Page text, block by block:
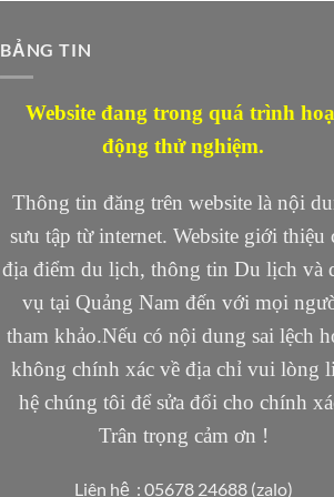
BẢNG TIN
Website đang trong quá trình
động thử nghiệm.
Thông tin đăng trên website là nội
sưu tập từ internet. Website giới thiệu
địa điểm du lịch, thông tin Du lịch và
vụ tại Quảng Nam đến với mọi
tham khảo.Nếu có nội dung sai lệch
không chính xác về địa chỉ vui lòng
hệ chúng tôi để sửa đổi cho chính
Trân trọng cảm ơn !
Liên hệ : 05678 24688 (zalo)